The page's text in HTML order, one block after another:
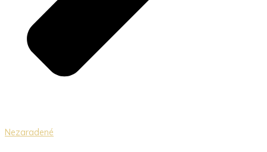
Nezaradené